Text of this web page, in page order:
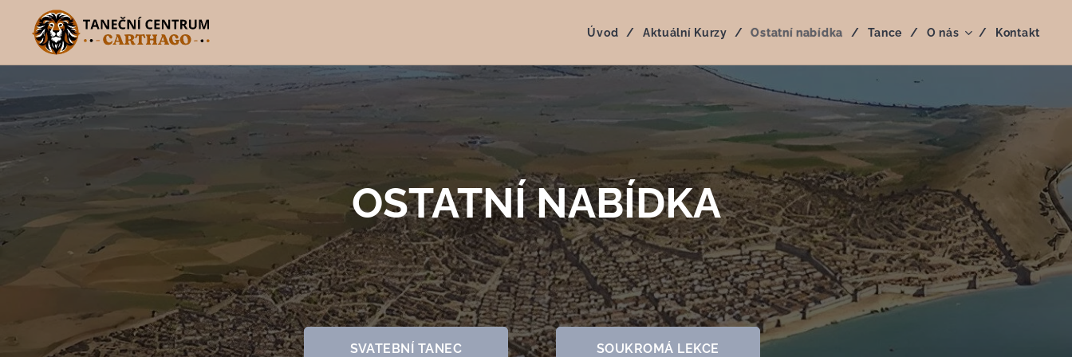
Úvod Aktuální Kurzy Ostatní nabídka Tance O nás Kontakt
OSTATNÍ NABÍDKA
SVATEBNÍ TANEC SOUKROMÁ LEKCE